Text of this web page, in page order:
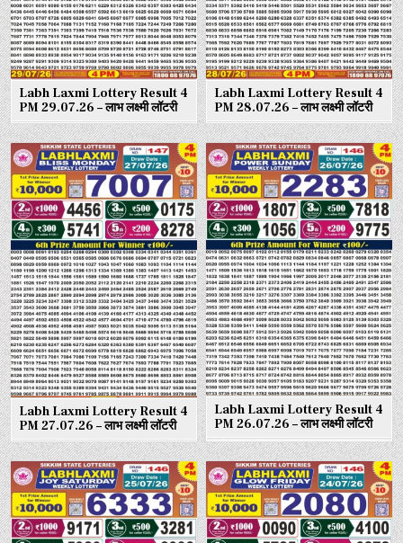
Labh Laxmi Lottery Result 4
PM 29.07.26 – लाभ लक्ष्मी लॉटरी
Labh Laxmi Lottery Result 4
PM 28.07.26 – लाभ लक्ष्मी लॉटरी
Labh Laxmi Lottery Result 4
PM 27.07.26 – लाभ लक्ष्मी लॉटरी
Labh Laxmi Lottery Result 4
PM 26.07.26 – लाभ लक्ष्मी लॉटरी